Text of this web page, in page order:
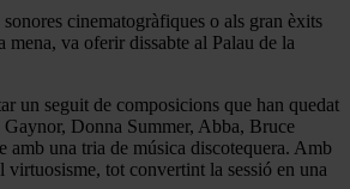
cinematogràfiques o als gran èxits
mena, va oferir dissabte al Palau de la
un seguit de composicions que han quedat
Donna Summer, Abba, Bruce
amb una tria de música discotequera. Amb
tot convertint la sessió en una